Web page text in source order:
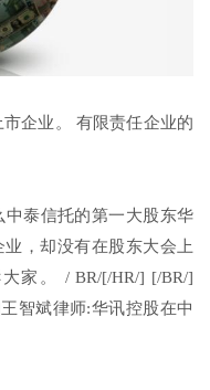
企业。 有限责任企业的
泰信托的第一大股东华
，却没有在股东大会上
家。 / BR/[/HR/] [/BR/]
智斌律师:华讯控股在中